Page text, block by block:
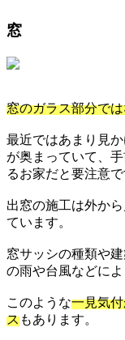
窓
窓のガラス部分で
最近ではあまり見
が奥まっていて、
るお家だと要注意で
出窓の施工は外か
ています。
窓サッシの種類や
の雨や台風などに
このような一見気
スもあります。